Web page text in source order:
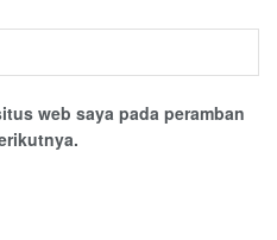
web saya pada peramban